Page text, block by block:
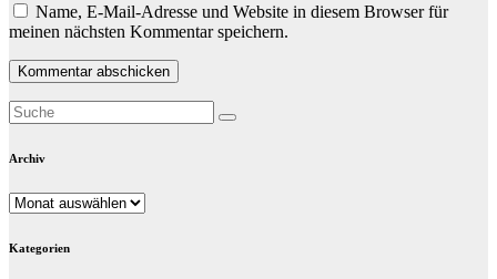
Name, E-Mail-Adresse und Website in diesem Browser für
meinen nächsten Kommentar speichern.
Archiv
Archiv
Kategorien